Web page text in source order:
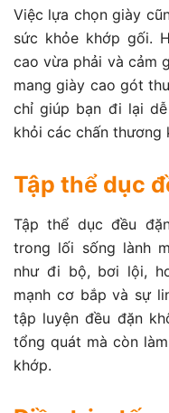
Việc lựa chọn giày
sức khỏe khớp gối.
cao vừa phải và cảm
mang giày cao gót
chỉ giúp bạn đi lại
khỏi các chấn thương
Tập thể dục
Tập thể dục đều
trong lối sống lành
như đi bộ, bơi lội,
mạnh cơ bắp và sự
tập luyện đều đặn
tổng quát mà còn
khớp.